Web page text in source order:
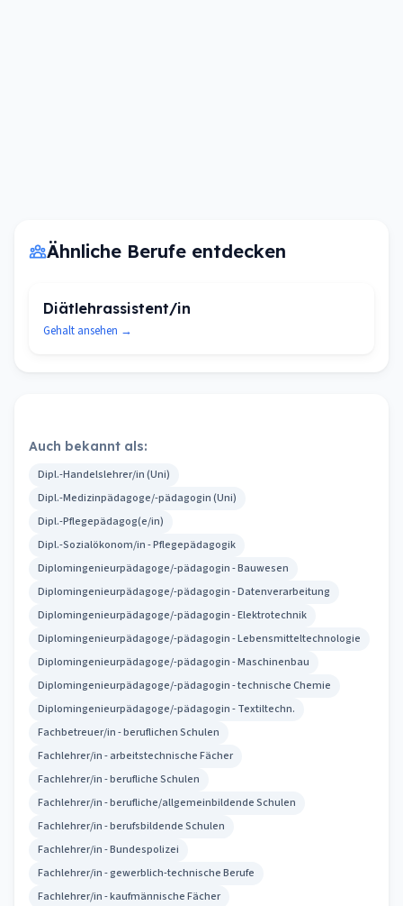
Ähnliche Berufe entdecken
Diätlehrassistent/in
Gehalt ansehen →
Auch bekannt als:
Dipl.-Handelslehrer/in (Uni)
Dipl.-Medizinpädagoge/-pädagogin (Uni)
Dipl.-Pflegepädagog(e/in)
Dipl.-Sozialökonom/in - Pflegepädagogik
Diplomingenieurpädagoge/-pädagogin - Bauwesen
Diplomingenieurpädagoge/-pädagogin - Datenverarbeitung
Diplomingenieurpädagoge/-pädagogin - Elektrotechnik
Diplomingenieurpädagoge/-pädagogin - Lebensmitteltechnologie
Diplomingenieurpädagoge/-pädagogin - Maschinenbau
Diplomingenieurpädagoge/-pädagogin - technische Chemie
Diplomingenieurpädagoge/-pädagogin - Textiltechn.
Fachbetreuer/in - beruflichen Schulen
Fachlehrer/in - arbeitstechnische Fächer
Fachlehrer/in - berufliche Schulen
Fachlehrer/in - berufliche/allgemeinbildende Schulen
Fachlehrer/in - berufsbildende Schulen
Fachlehrer/in - Bundespolizei
Fachlehrer/in - gewerblich-technische Berufe
Fachlehrer/in - kaufmännische Fächer